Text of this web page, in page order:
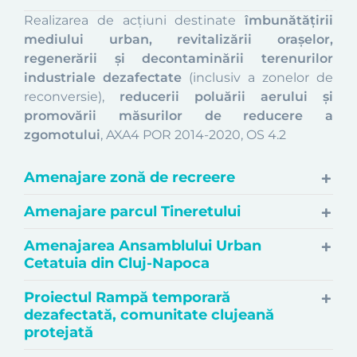
Realizarea de acțiuni destinate îmbunătățirii
mediului urban, revitalizării orașelor,
regenerării și decontaminării terenurilor
industriale dezafectate (inclusiv a zonelor de
reconversie), reducerii poluării aerului și
promovării măsurilor de reducere a
zgomotului, AXA4 POR 2014-2020, OS 4.2
Amenajare zonă de recreere
Amenajare parcul Tineretului
Amenajarea Ansamblului Urban
Cetatuia din Cluj-Napoca
Proiectul Rampă temporară
dezafectată, comunitate clujeană
protejată